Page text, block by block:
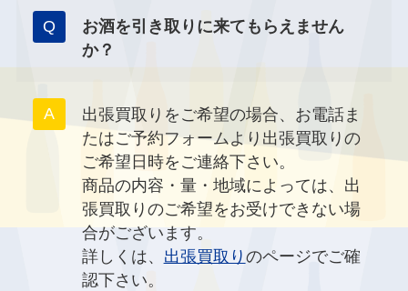
お酒を引き取りに来てもらえません
か？
出張買取りをご希望の場合、お電話ま
たはご予約フォームより出張買取りの
ご希望日時をご連絡下さい。
商品の内容・量・地域によっては、出
張買取りのご希望をお受けできない場
合がございます。
詳しくは、 出張買取り のページでご確
認下さい。